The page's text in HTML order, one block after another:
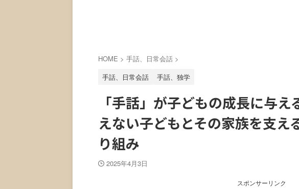
HOME > 手話、日常会話 >
手話、日常会話
手話、独学
「手話」が子どもの成長に与
えない子どもとその家族を支え
り組み
2025年4月3日
スポンサーリンク